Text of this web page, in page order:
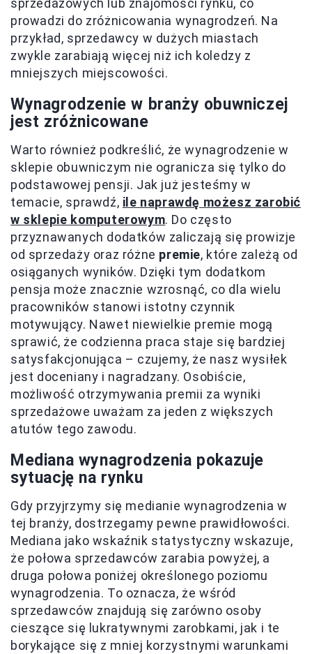
sprzedażowych lub znajomości rynku, co
prowadzi do zróżnicowania wynagrodzeń. Na
przykład, sprzedawcy w dużych miastach
zwykle zarabiają więcej niż ich koledzy z
mniejszych miejscowości.
Wynagrodzenie w branży obuwniczej
jest zróżnicowane
Warto również podkreślić, że wynagrodzenie w
sklepie obuwniczym nie ogranicza się tylko do
podstawowej pensji. Jak już jesteśmy w
temacie, sprawdź, ile naprawdę możesz zarobić
w sklepie komputerowym. Do często
przyznawanych dodatków zaliczają się prowizje
od sprzedaży oraz różne premie, które zależą od
osiąganych wyników. Dzięki tym dodatkom
pensja może znacznie wzrosnąć, co dla wielu
pracowników stanowi istotny czynnik
motywujący. Nawet niewielkie premie mogą
sprawić, że codzienna praca staje się bardziej
satysfakcjonująca – czujemy, że nasz wysiłek
jest doceniany i nagradzany. Osobiście,
możliwość otrzymywania premii za wyniki
sprzedażowe uważam za jeden z większych
atutów tego zawodu.
Mediana wynagrodzenia pokazuje
sytuację na rynku
Gdy przyjrzymy się medianie wynagrodzenia w
tej branży, dostrzegamy pewne prawidłowości.
Mediana jako wskaźnik statystyczny wskazuje,
że połowa sprzedawców zarabia powyżej, a
druga połowa poniżej określonego poziomu
wynagrodzenia. To oznacza, że wśród
sprzedawców znajdują się zarówno osoby
cieszące się lukratywnymi zarobkami, jak i te
borykające się z mniej korzystnymi warunkami